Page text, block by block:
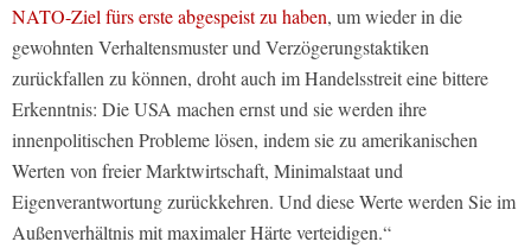
NATO-Ziel fürs erste abgespeist zu haben, um wieder in die
gewohnten Verhaltensmuster und Verzögerungstaktiken
zurückfallen zu können, droht auch im Handelsstreit eine bittere
Erkenntnis: Die USA machen ernst und sie werden ihre
innenpolitischen Probleme lösen, indem sie zu amerikanischen
Werten von freier Marktwirtschaft, Minimalstaat und
Eigenverantwortung zurückkehren. Und diese Werte werden Sie im
Außenverhältnis mit maximaler Härte verteidigen.“